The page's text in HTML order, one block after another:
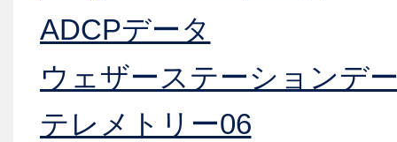
ADCPデータ
ウェザーステーションデ
テレメトリー06